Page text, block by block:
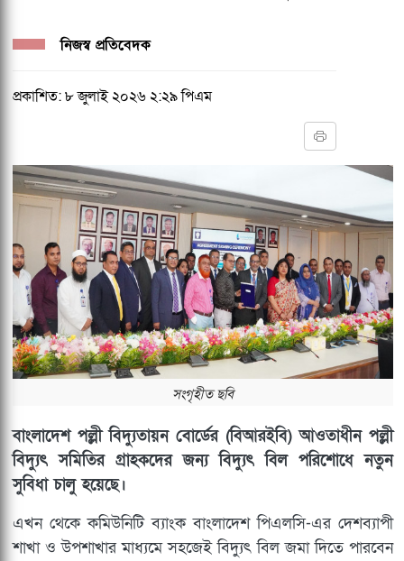
নিজস্ব প্রতিবেদক
প্রকাশিত: ৮ জুলাই ২০২৬ ২:২৯ পিএম
সংগৃহীত ছবি
বাংলাদেশ পল্লী বিদ্যুতায়ন বোর্ডের (বিআরইবি) আওতাধীন পল্লী
বিদ্যুৎ সমিতির গ্রাহকদের জন্য বিদ্যুৎ বিল পরিশোধে নতুন
সুবিধা চালু হয়েছে।
এখন থেকে কমিউনিটি ব্যাংক বাংলাদেশ পিএলসি-এর দেশব্যাপী
শাখা ও উপশাখার মাধ্যমে সহজেই বিদ্যুৎ বিল জমা দিতে পারবেন